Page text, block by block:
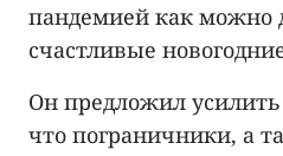
пандемией как можно
счастливые
Он предложил
что пограничники, а